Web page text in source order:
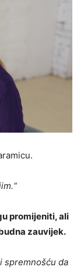
promijeniti, ali
zauvijek.
spremnošću da